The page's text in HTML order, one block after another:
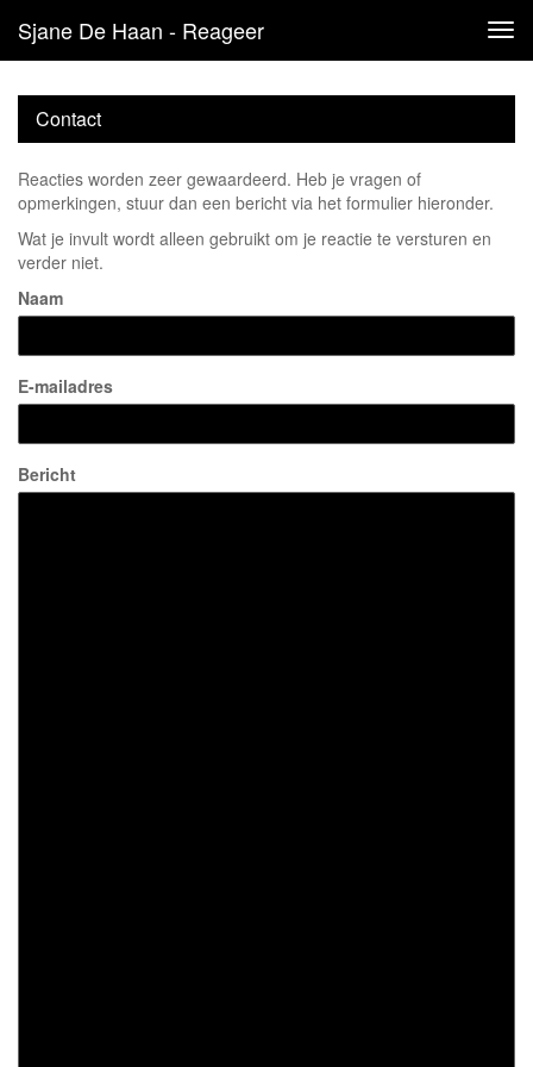
Sjane De Haan - Reageer
Contact
Reacties worden zeer gewaardeerd. Heb je vragen of
opmerkingen, stuur dan een bericht via het formulier hieronder.
Wat je invult wordt alleen gebruikt om je reactie te versturen en
verder niet.
Naam
E-mailadres
Bericht